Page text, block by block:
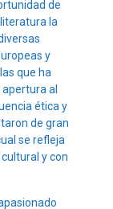
de
la
y
que ha
apertura al
ética y
de gran
se refleja
y con